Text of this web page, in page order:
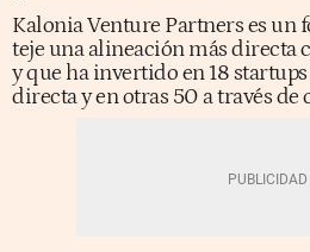
Kalonia Venture Partners es un
teje una alineación más directa
y que ha invertido en 18
directa y en otras 50 a través de